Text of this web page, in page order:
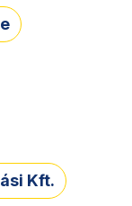
Kft.